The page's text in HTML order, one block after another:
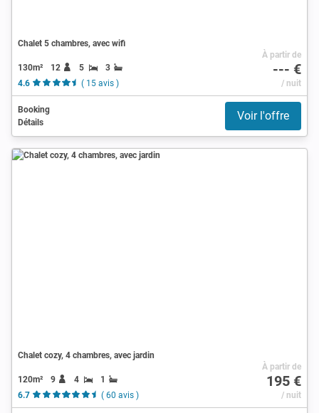
Chalet 5 chambres, avec wifi
130m² 12 5
3
4.6
( 15 avis )
À partir de
--- €
/ nuit
Booking
Détails
Voir l'offre
Chalet cozy, 4 chambres, avec jardin
120m² 9 4
1
6.7
( 60 avis )
À partir de
195 €
/ nuit